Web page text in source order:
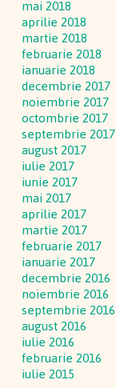
mai 2018
aprilie 2018
martie 2018
februarie 2018
ianuarie 2018
decembrie 2017
noiembrie 2017
octombrie 2017
septembrie 2017
august 2017
iulie 2017
iunie 2017
mai 2017
aprilie 2017
martie 2017
februarie 2017
ianuarie 2017
decembrie 2016
noiembrie 2016
septembrie 2016
august 2016
iulie 2016
februarie 2016
iulie 2015